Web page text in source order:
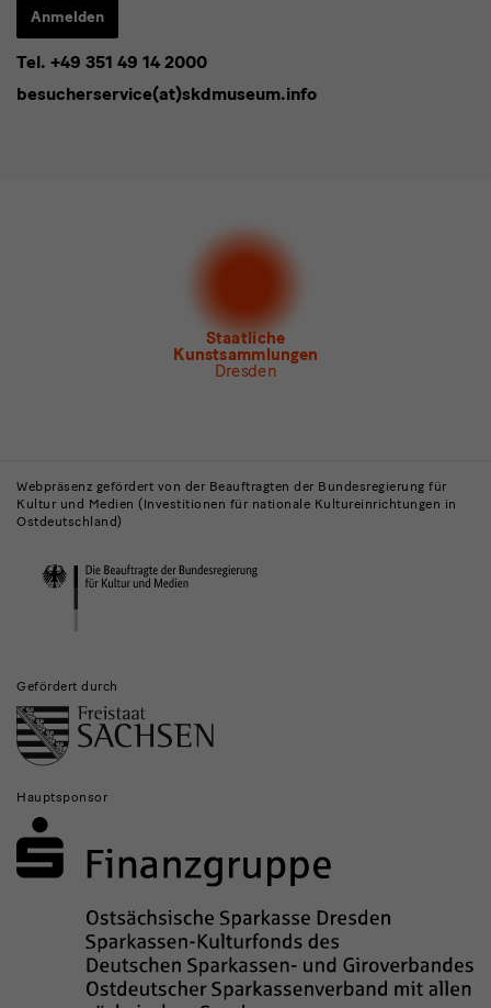
Adresse
Anmelden
* Pflichtfeld
Ich stimme derDatenschutzerklärung
Museum für Sächsische Volkskunst
Tel. +49 351 49 14 2000
besucherservice(at)skdmuseum.info
Staatliche
Kunstsammlungen
Dresden
Museen
und
Institutionen
Webpräsenz gefördert von der Beauftragten der Bundesregierung für
Kultur und Medien (Investitionen für nationale Kultureinrichtungen in
Ostdeutschland)
Gefördert durch
Hauptsponsor